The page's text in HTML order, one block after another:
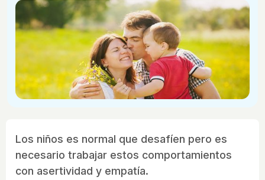
Los niños es normal que desafíen pero es
necesario trabajar estos comportamientos
con asertividad y empatía.